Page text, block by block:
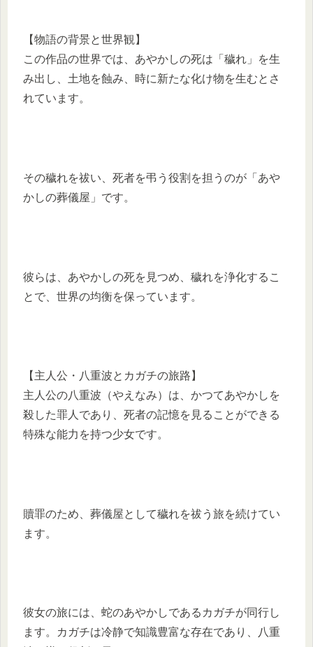
【物語の背景と世界観】
この作品の世界では、あやかしの死は「穢れ」を生
み出し、土地を蝕み、時に新たな化け物を生むとさ
れています。
その穢れを祓い、死者を弔う役割を担うのが「あや
かしの葬儀屋」です。
彼らは、あやかしの死を見つめ、穢れを浄化するこ
とで、世界の均衡を保っています。
【主人公・八重波とカガチの旅路】
主人公の八重波（やえなみ）は、かつてあやかしを
殺した罪人であり、死者の記憶を見ることができる
特殊な能力を持つ少女です。
贖罪のため、葬儀屋として穢れを祓う旅を続けてい
ます。
彼女の旅には、蛇のあやかしであるカガチが同行し
ます。カガチは冷静で知識豊富な存在であり、八重